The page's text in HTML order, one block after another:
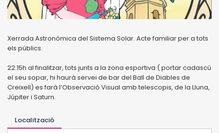
Xerrada Astronòmica del Sistema Solar. Acte familiar per a tots
els públics.
22:15h al finalitzar, tots junts a la zona esportiva ( portar cadascú
el seu sopar, hi haurà servei de bar del Ball de Diables de
Creixell) es farà l’Observació Visual amb telescopis, de la Lluna,
Júpiter i Saturn.
Localització